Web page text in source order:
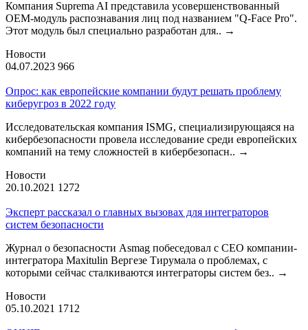
Компания Suprema AI представила усовершенствованный
OEM-модуль распознавания лиц под названием "Q-Face Pro".
Этот модуль был специально разработан для.. →
Новости
04.07.2023 966
Опрос: как европейские компании будут решать проблему
киберугроз в 2022 году
Исследовательская компания ISMG, специализирующаяся на
кибербезопасности провела исследование среди европейских
компаний на тему сложностей в кибербезопасн.. →
Новости
20.10.2021 1272
Эксперт рассказал о главных вызовах для интеграторов
систем безопасности
Журнал о безопасности Asmag побеседовал с CEO компании-
интегратора Maxitulin Вергезе Тирумала о проблемах, с
которыми сейчас сталкиваются интеграторы систем без.. →
Новости
05.10.2021 1712